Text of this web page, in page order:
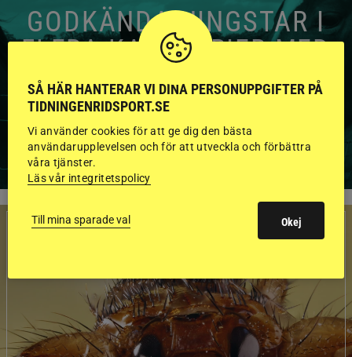
GODKÄNDA HINGSTAR I
FLERA KATEGORIER MED
BILDER OCH FAKTA
VISA ALLA HINGSTAR
SÅ HÄR HANTERAR VI DINA PERSONUPPGIFTER PÅ
TIDNINGENRIDSPORT.SE
Vi använder cookies för att ge dig den bästa
användarupplevelsen och för att utveckla och förbättra
våra tjänster.
Läs vår integritetspolicy
Till mina sparade val Okej